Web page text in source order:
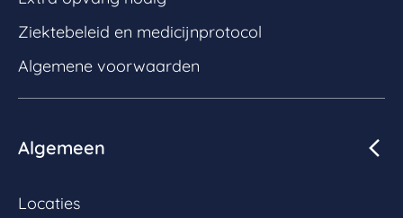
Ziektebeleid en medicijnprotocol
Algemene voorwaarden
Algemeen
Locaties